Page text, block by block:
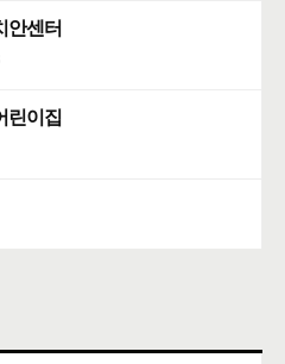
안센터
린이집